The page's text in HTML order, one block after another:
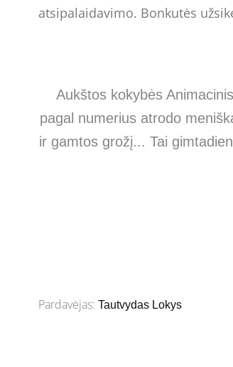
atsipalaidavimo. Bonkutės
Aukštos kokybės
pagal numerius atrodo
ir gamtos grožį... Tai
Pardavėjas: Tautvydas Lokys